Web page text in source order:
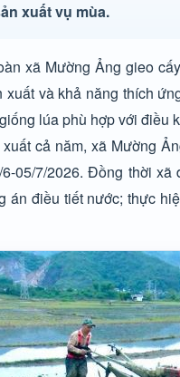
xuất vụ mùa.
xã Mường Ảng gieo
và khả năng thích
lúa phù hợp với điều
cả năm, xã Mường
05/7/2026. Đồng thời
án điều tiết nước; thực